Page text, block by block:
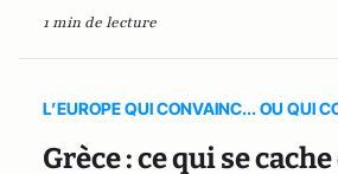
1 min de lecture
L’EUROPE QUI CONVAINC... OU QUI
Grèce : ce qui se